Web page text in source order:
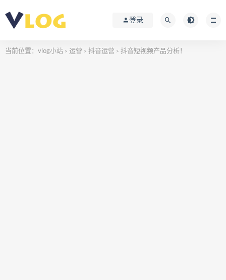
登录
当前位置： vlog小站 > 运营 > 抖音运营 > 抖音短视频产品分析！